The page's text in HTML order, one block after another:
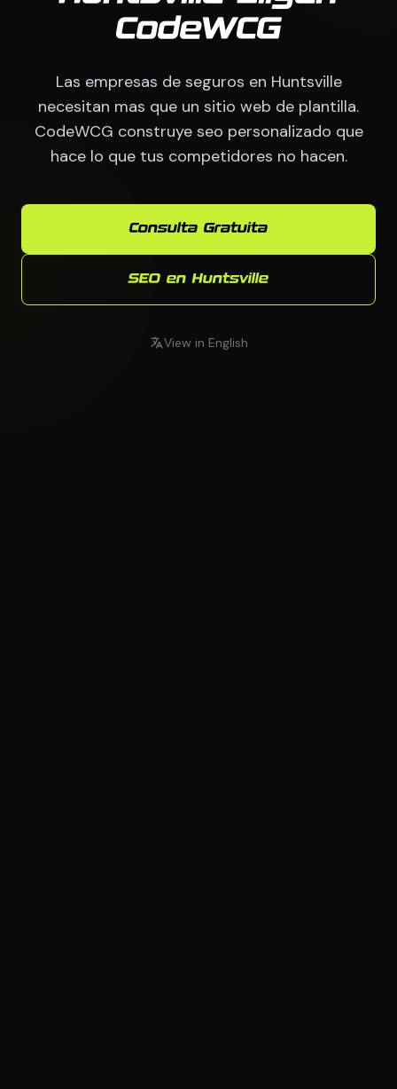
CodeWCG
Las empresas de seguros en Huntsville
necesitan mas que un sitio web de plantilla.
CodeWCG construye seo personalizado que
hace lo que tus competidores no hacen.
Consulta Gratuita
SEO en Huntsville
View in English